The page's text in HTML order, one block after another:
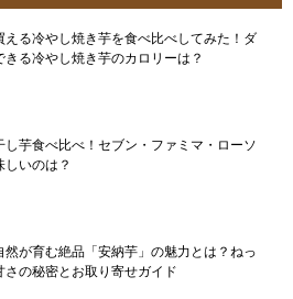
える冷やし焼き芋を食べ比べしてみた！ダ
きる冷やし焼き芋のカロリーは？
し芋食べ比べ！セブン・ファミマ・ローソ
しいのは？
然が育む絶品「安納芋」の魅力とは？ねっ
さの秘密とお取り寄せガイド